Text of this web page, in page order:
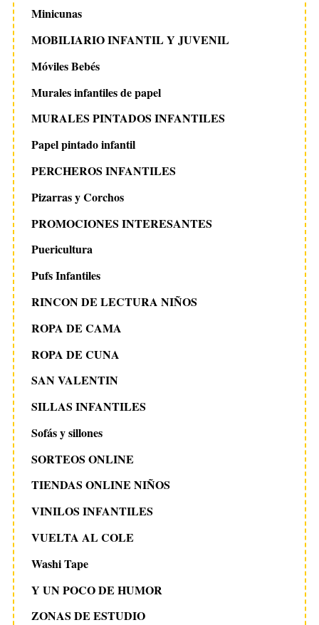
Minicunas
MOBILIARIO INFANTIL Y JUVENIL
Móviles Bebés
Murales infantiles de papel
MURALES PINTADOS INFANTILES
Papel pintado infantil
PERCHEROS INFANTILES
Pizarras y Corchos
PROMOCIONES INTERESANTES
Puericultura
Pufs Infantiles
RINCON DE LECTURA NIÑOS
ROPA DE CAMA
ROPA DE CUNA
SAN VALENTIN
SILLAS INFANTILES
Sofás y sillones
SORTEOS ONLINE
TIENDAS ONLINE NIÑOS
VINILOS INFANTILES
VUELTA AL COLE
Washi Tape
Y UN POCO DE HUMOR
ZONAS DE ESTUDIO